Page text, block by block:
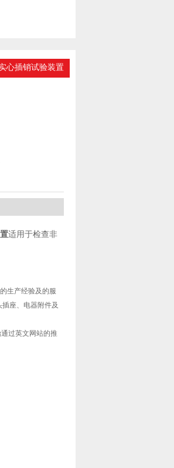
心插销试验装置
适用于检查非
生产经验及的服
座、电器附件及
过英文网站的推